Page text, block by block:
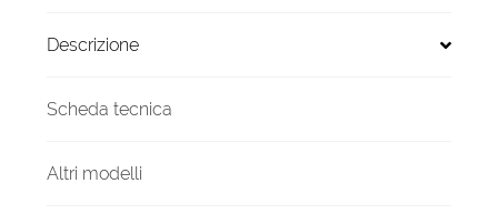
quantità
Descrizione
Scheda tecnica
Altri modelli